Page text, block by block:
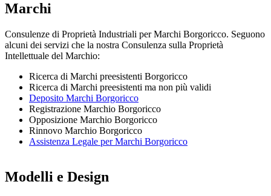
Marchi
Consulenze di Proprietà Industriali per Marchi Borgoricco. Seguono
alcuni dei servizi che la nostra Consulenza sulla Proprietà
Intellettuale del Marchio:
Ricerca di Marchi preesistenti Borgoricco
Ricerca di Marchi preesistenti ma non più validi
Deposito Marchi Borgoricco
Registrazione Marchio Borgoricco
Opposizione Marchio Borgoricco
Rinnovo Marchio Borgoricco
Assistenza Legale per Marchi Borgoricco
Modelli e Design